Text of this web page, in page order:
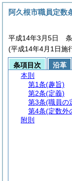
阿久根市職員定数
平成14年3月5日
(平成14年4月1日施
条項目次
沿革
本則
第1条(趣旨)
第2条(定義)
第3条(職員の
第4条(定数外
附則